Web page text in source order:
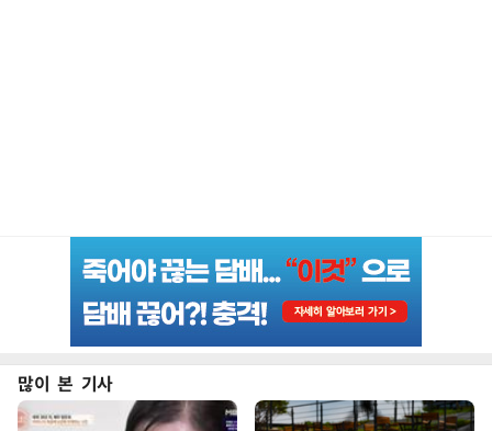
많이 본 기사